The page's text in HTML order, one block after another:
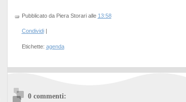
Pubblicato da Piera Storari alle 13:58
Condividi
Etichette: agenda
0 commenti: